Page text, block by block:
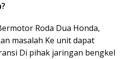
Roda Dua Honda,
masalah Ke unit dapat
Di pihak jaringan bengkel